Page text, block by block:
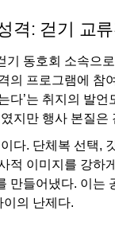
격: 걷기 교
기 동호회 소속으
의 프로그램에 참
다’는 취지의 발언
였지만 행사 본질은
이다. 단체복 선택,
적 이미지를 강하
만들어냈다. 이는
이의 난제다.